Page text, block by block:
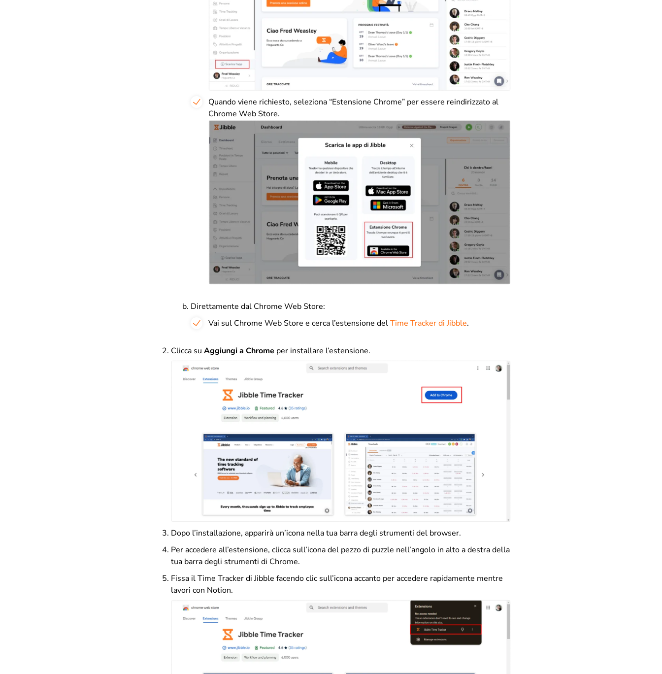
Quando viene richiesto, seleziona “Estensione Chrome” per essere reindirizzato al
Chrome Web Store.
Direttamente dal Chrome Web Store:
Vai sul Chrome Web Store e cerca l’estensione delTime Tracker di Jibble.
Clicca su Aggiungi a Chrome per installare l’estensione.
Dopo l’installazione, apparirà un’icona nella tua barra degli strumenti del browser.
Per accedere all’estensione, clicca sull’icona del pezzo di puzzle nell’angolo in alto a destra della
tua barra degli strumenti di Chrome.
Fissa il Time Tracker di Jibble facendo clic sull’icona accanto per accedere rapidamente mentre
lavori con Notion.